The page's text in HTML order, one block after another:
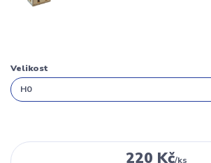
Velikost
220 Kč/ks